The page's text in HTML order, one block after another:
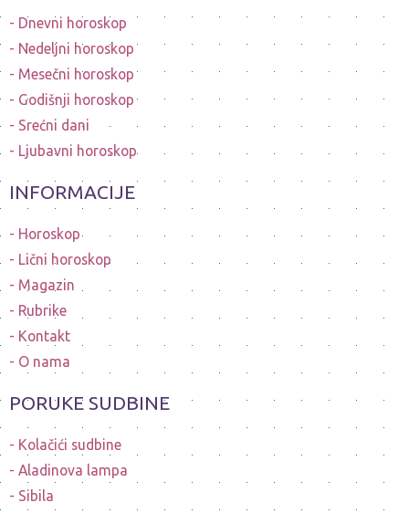
Dnevni horoskop
Nedeljni horoskop
Mesečni horoskop
Godišnji horoskop
Srećni dani
Ljubavni horoskop
INFORMACIJE
Horoskop
Lični horoskop
Magazin
Rubrike
Kontakt
O nama
PORUKE SUDBINE
Kolačići sudbine
Aladinova lampa
Sibila